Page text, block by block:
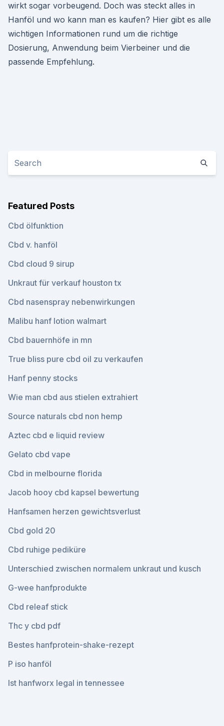
wirkt sogar vorbeugend. Doch was steckt alles in
Hanföl und wo kann man es kaufen? Hier gibt es alle
wichtigen Informationen rund um die richtige
Dosierung, Anwendung beim Vierbeiner und die
passende Empfehlung.
Featured Posts
Cbd ölfunktion
Cbd v. hanföl
Cbd cloud 9 sirup
Unkraut für verkauf houston tx
Cbd nasenspray nebenwirkungen
Malibu hanf lotion walmart
Cbd bauernhöfe in mn
True bliss pure cbd oil zu verkaufen
Hanf penny stocks
Wie man cbd aus stielen extrahiert
Source naturals cbd non hemp
Aztec cbd e liquid review
Gelato cbd vape
Cbd in melbourne florida
Jacob hooy cbd kapsel bewertung
Hanfsamen herzen gewichtsverlust
Cbd gold 20
Cbd ruhige pediküre
Unterschied zwischen normalem unkraut und kusch
G-wee hanfprodukte
Cbd releaf stick
Thc y cbd pdf
Bestes hanfprotein-shake-rezept
P iso hanföl
Ist hanfworx legal in tennessee